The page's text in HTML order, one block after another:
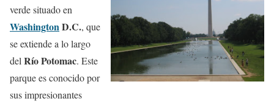
verde situado en
WashingtonD.C., que
se extiende a lo largo
del Río Potomac. Este
parque es conocido por
sus impresionantes